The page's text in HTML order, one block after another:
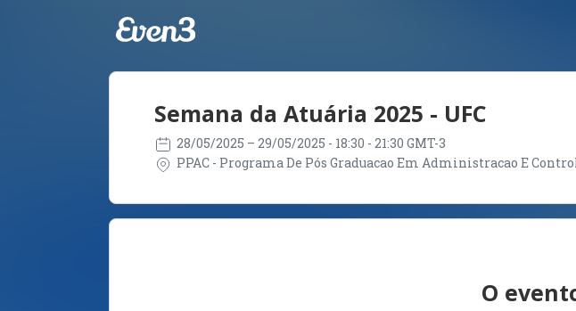
Semana da Atuária 2025 - UFC
28/05/2025 – 29/05/2025 - 18:30 - 21:30 GMT-3
PPAC - Programa De Pós Graduacao Em Administracao E
O